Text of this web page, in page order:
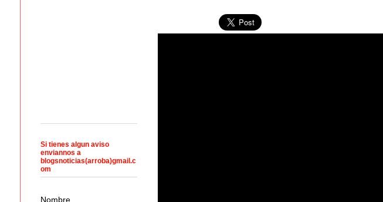
Si tienes algun aviso
enviannos a
blogsnoticias(arroba)gmail.c
om
Nombre